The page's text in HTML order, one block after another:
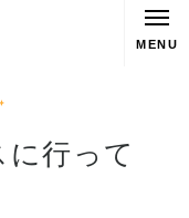
MENU
行って